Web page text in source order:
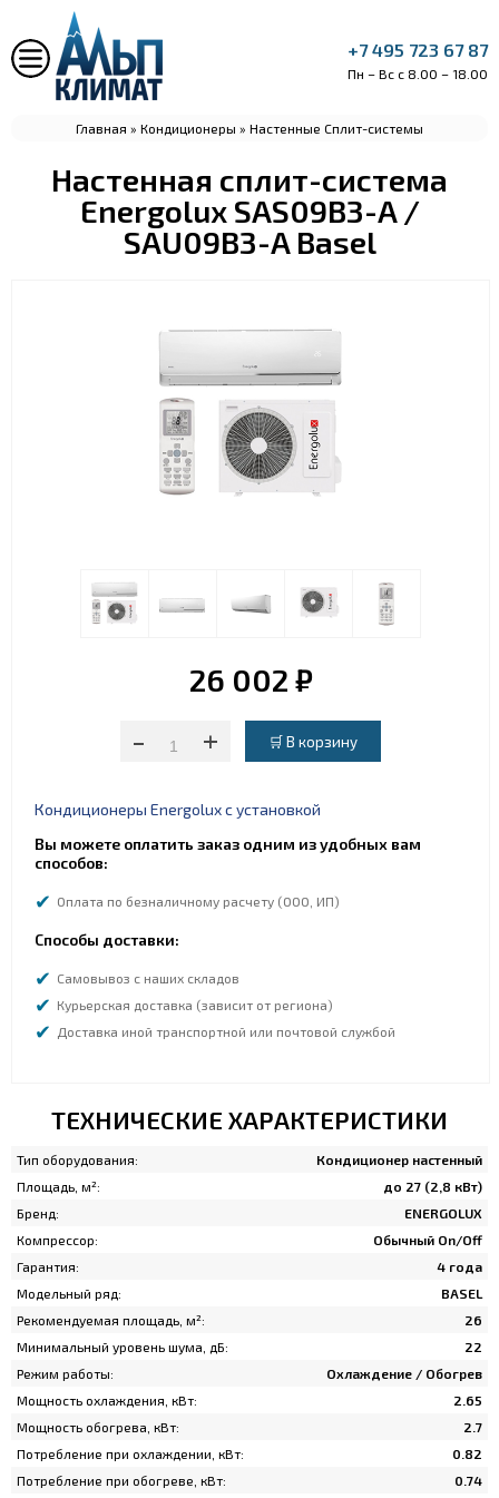
+7 495 723 67 87
Пн – Вс с 8.00 – 18.00
Главная » Кондиционеры » Настенные Сплит-системы
Настенная сплит-система
Energolux SAS09B3-A /
SAU09B3-A Basel
26 002 ₽
-
+
Кондиционеры Energolux с установкой
Вы можете оплатить заказ одним из удобных вам
способов:
Оплата по безналичному расчету (ООО, ИП)
Способы доставки:
Самовывоз с наших складов
Курьерская доставка (зависит от региона)
Доставка иной транспортной или почтовой службой
ТЕХНИЧЕСКИЕ ХАРАКТЕРИСТИКИ
Тип оборудования:
Кондиционер настенный
Площадь, м²:
до 27 (2,8 кВт)
Бренд:
ENERGOLUX
Компрессор:
Обычный On/Off
Гарантия:
4 года
Модельный ряд:
BASEL
Рекомендуемая площадь, м²:
26
Минимальный уровень шума, дБ:
22
Режим работы:
Охлаждение / Обогрев
Мощность охлаждения, кВт:
2.65
Мощность обогрева, кВт:
2.7
Потребление при охлаждении, кВт:
0.82
Потребление при обогреве, кВт:
0.74